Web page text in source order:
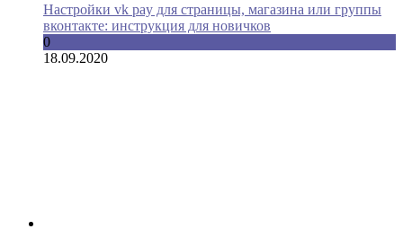
Настройки vk pay для страницы, магазина или группы
вконтакте: инструкция для новичков
0
18.09.2020